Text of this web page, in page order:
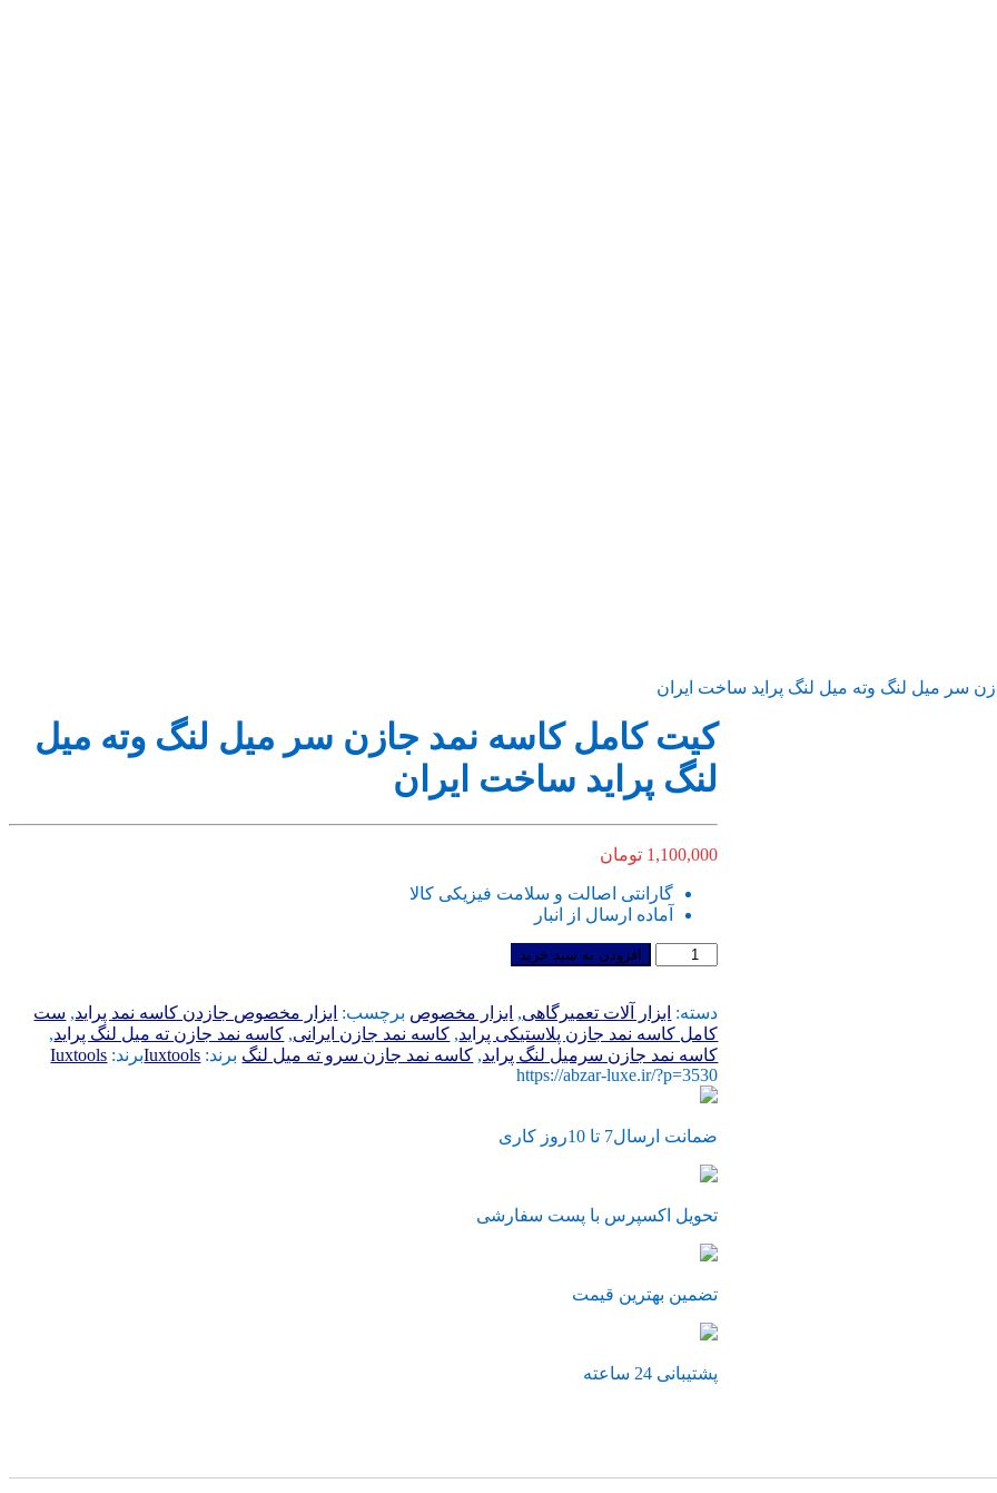
سر میل لنگ وته میل لنگ پراید ساخت ایران
کیت کامل کاسه نمد جازن سر میل لنگ وته میل
لنگ پراید ساخت ایران
1,100,000 تومان
گارانتی اصالت و سلامت فیزیکی کالا
آماده ارسال از انبار
کیت
نمد
جازن
سر
میل
لنگ
میل
لنگ
پراید
ساخت
ایران
عدد
افزودن به سبد خرید
دسته: ابزار آلات تعمیرگاهی, ابزار مخصوص برچسب: ابزار مخصوص جازدن کاسه نمد پراید, ست
کامل کاسه نمد جازن پلاستیکی پراید, کاسه نمد جازن ایرانی, کاسه نمد جازن ته میل لنگ پراید,
کاسه نمد جازن سرمیل لنگ پراید, کاسه نمد جازن سرو ته میل لنگ برند: Iuxtoolsبرند: Iuxtools
https://abzar-luxe.ir/?p=3530
ضمانت ارسال7 تا 10روز کاری
تحویل اکسپرس با پست سفارشی
تضمین بهترین قیمت
پشتیبانی 24 ساعته